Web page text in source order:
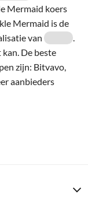
Mermaid koers
Mermaid is de
van
.
De beste
zijn: Bitvavo,
aanbieders